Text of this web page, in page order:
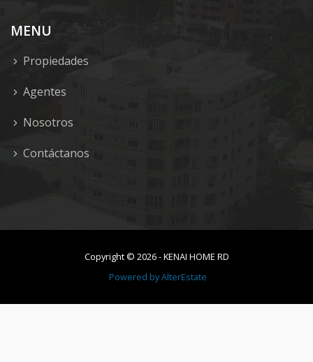
MENU
Propiedades
Agentes
Nosotros
Contáctanos
Copyright © 2026-KENAI HOME RD
Powered byAlterEstate